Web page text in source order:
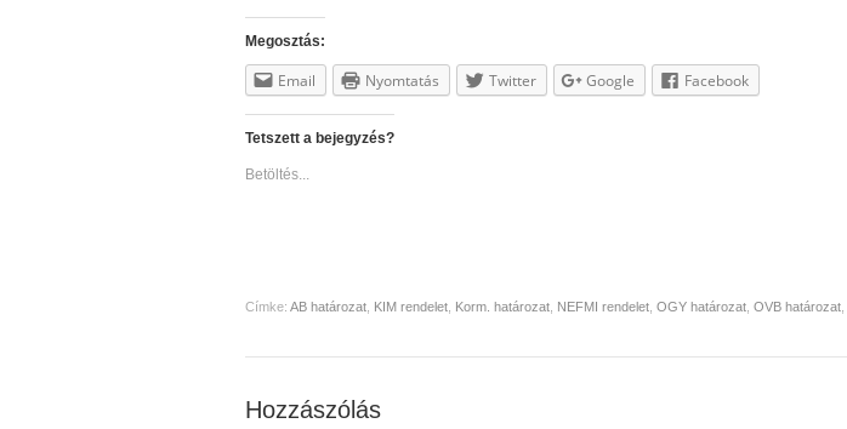
Megosztás:
Email Nyomtatás Twitter Google Facebook
Tetszett a bejegyzés?
Betöltés...
Címke: AB határozat KIM rendelet Korm. határozat NEFMI rendelet OGY határozat OVB határozat
Hozzászólás